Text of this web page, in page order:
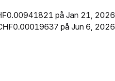
på Jan 21, 2026
på Jun 6, 2026